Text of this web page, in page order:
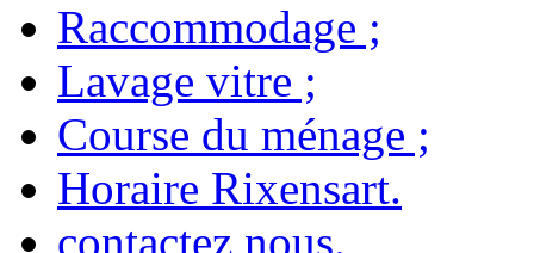
Raccommodage ;
Lavage vitre ;
Course du ménage ;
Horaire Rixensart.
contactez nous.